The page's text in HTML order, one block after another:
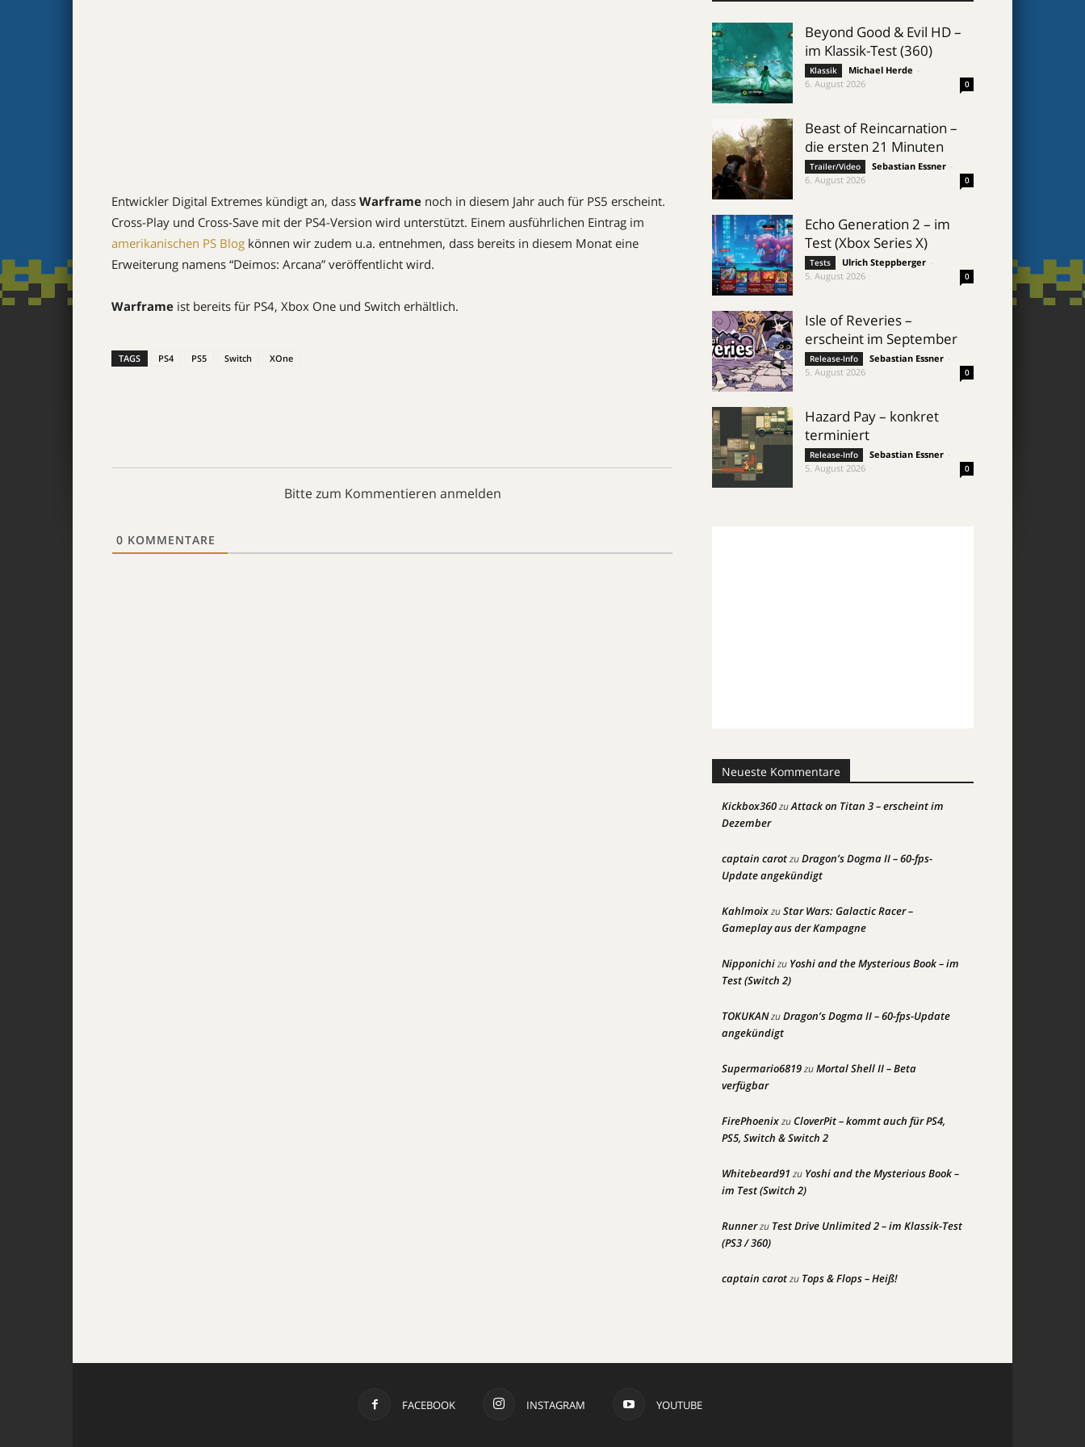
Entwickler Digital Extremes kündigt an, dass Warframe noch in diesem Jahr auch für PS5 erscheint.
Cross-Play und Cross-Save mit der PS4-Version wird unterstützt. Einem ausführlichen Eintrag im
amerikanischen PS Blog können wir zudem u.a. entnehmen, dass bereits in diesem Monat eine
Erweiterung namens “Deimos: Arcana” veröffentlicht wird.
Warframe ist bereits für PS4, Xbox One und Switch erhältlich.
TAGS PS4 PS5 Switch XOne
Bitte zum Kommentieren anmelden
0 KOMMENTARE
Beyond Good & Evil HD –
im Klassik-Test (360)
Klassik Michael Herde
6. August 2026
0
Beast of Reincarnation –
die ersten 21 Minuten
Trailer/Video Sebastian Essner
6. August 2026
0
Echo Generation 2 – im
Test (Xbox Series X)
Tests Ulrich Steppberger
5. August 2026
0
Isle of Reveries –
erscheint im September
Release-Info Sebastian Essner
5. August 2026
0
Hazard Pay – konkret
terminiert
Release-Info Sebastian Essner
5. August 2026
0
Neueste Kommentare
Kickbox360zuAttack on Titan 3 – erscheint im
Dezember
captain carotzuDragon’s Dogma II – 60-fps-
Update angekündigt
KahlmoixzuStar Wars: Galactic Racer –
Gameplay aus der Kampagne
Nipponichizu Yoshi and the Mysterious Book – im
Test (Switch 2)
TOKUKANzuDragon’s Dogma II – 60-fps-Update
angekündigt
Supermario6819zuMortal Shell II – Beta
verfügbar
FirePhoenixzuCloverPit – kommt auch für PS4,
PS5, Switch & Switch 2
Whitebeard91 zu Yoshi and the Mysterious Book –
im Test (Switch 2)
Runnerzu Test Drive Unlimited 2 – im Klassik-Test
(PS3 / 360)
captain carotzu Tops & Flops – Heiß!
FACEBOOK INSTAGRAM YOUTUBE